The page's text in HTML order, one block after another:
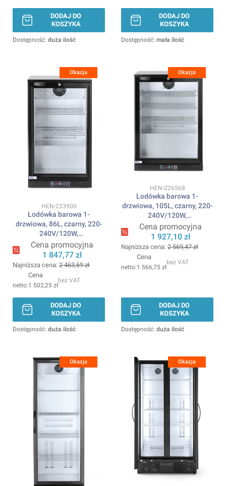
DODAJ DO
KOSZYKA
Dostępność: duża ilość
DODAJ DO
KOSZYKA
Dostępność: mała ilość
Okazja
Kod produktu
HEN-233900
Lodówka barowa 1-
drzwiowa, 86L, czarny, 220-
240V/120W,
500x530x(H)865mm ARCTIC
Cena promocyjna
1 847,77 zł
Najniższa cena: 2 463,69 zł
Cena
1 502,25 zł
bez VAT
DODAJ DO
KOSZYKA
Dostępność: duża ilość
Okazja
Kod produktu
HEN-226568
Lodówka barowa 1-
drzwiowa, 105L, czarny, 220-
240V/120W,
600x530x(H)865mm ARKTIC
Cena promocyjna
1 927,10 zł
Najniższa cena: 2 569,47 zł
Cena
1 566,75 zł
bez VAT
DODAJ DO
KOSZYKA
Dostępność: duża ilość
Okazja Okazja